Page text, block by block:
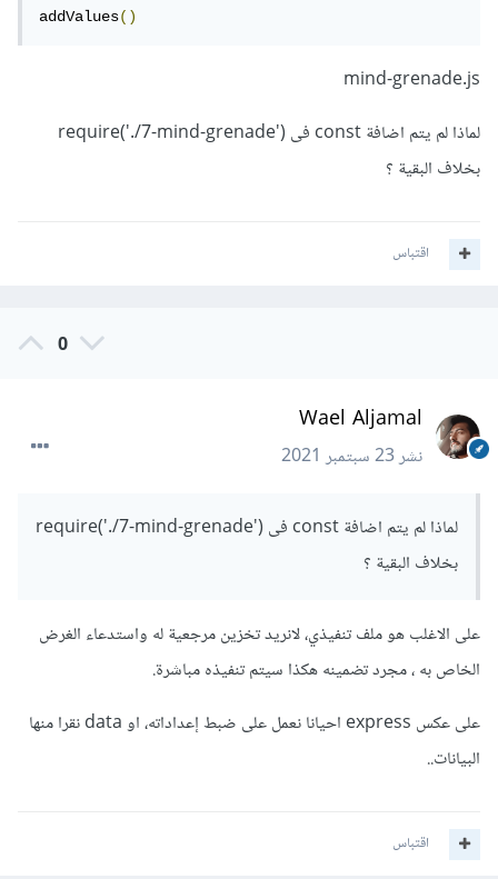
addValues()
mind-grenade.js
لماذا لم يتم اضافة const فى require('./7-mind-grenade')
بخلاف البقية ؟
اقتباس
0
Wael Aljamal
نشر23 سبتمبر 2021
لماذا لم يتم اضافة const فى require('./7-mind-grenade')
بخلاف البقية ؟
على الاغلب هو ملف تنفيذي، لانريد تخزين مرجعية له واستدعاء الغرض
الخاص به ، مجرد تضمينه هكذا سيتم تنفيذه مباشرة.
على عكس express احيانا نعمل على ضبط إعداداته، او data نقرا منها
البيانات..
اقتباس